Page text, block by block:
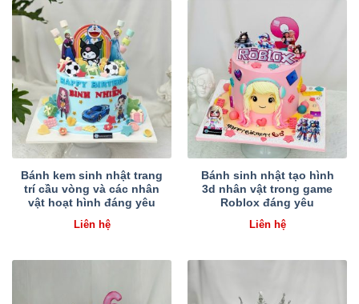
Bánh kem sinh nhật trang
trí cầu vòng và các nhân
vật hoạt hình đáng yêu
Liên hệ
Bánh sinh nhật tạo hình
3d nhân vật trong game
Roblox đáng yêu
Liên hệ